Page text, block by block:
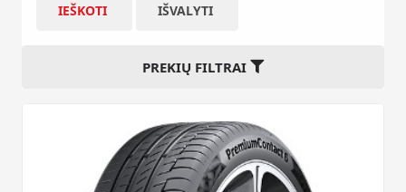
IEŠKOTI IŠVALYTI
PREKIŲ FILTRAI